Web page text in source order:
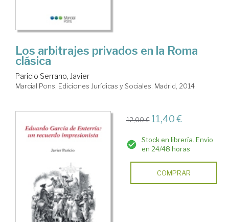
Los arbitrajes privados en la Roma
clásica
Paricio Serrano, Javier
Marcial Pons, Ediciones Jurídicas y Sociales. Madrid, 2014
12,00 € 11,40 €
Stock en librería. Envío
en 24/48 horas
COMPRAR